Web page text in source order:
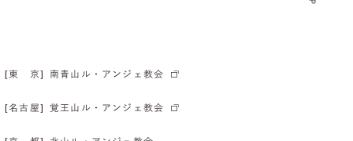
[東 京] 南青山ル・アンジェ教会
[名古屋] 覚王山ル・アンジェ教会